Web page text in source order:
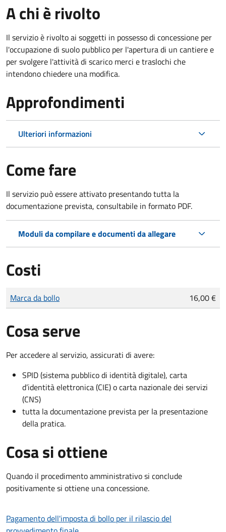
A chi è rivolto
Il servizio è rivolto ai soggetti in possesso di concessione per
l'occupazione di suolo pubblico per l'apertura di un cantiere e
per svolgere l'attività di scarico merci e traslochi che
intendono chiedere una modifica.
Approfondimenti
Ulteriori informazioni
Come fare
Il servizio può essere attivato presentando tutta la
documentazione prevista, consultabile in formato PDF.
Moduli da compilare e documenti da allegare
Costi
Tipo di pagamento
Importo
Marca da bollo 16,00 €
Cosa serve
Per accedere al servizio, assicurati di avere:
SPID (sistema pubblico di identità digitale), carta
d’identità elettronica (CIE) o carta nazionale dei servizi
(CNS)
tutta la documentazione prevista per la presentazione
della pratica.
Cosa si ottiene
Quando il procedimento amministrativo si conclude
positivamente si ottiene una concessione.
Pagamento dell'imposta di bollo per il rilascio del